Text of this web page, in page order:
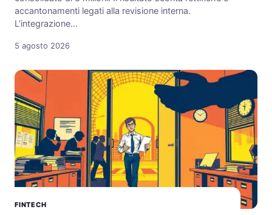
accantonamenti legati alla revisione interna.
L’integrazione…
5 agosto 2026
FINTECH